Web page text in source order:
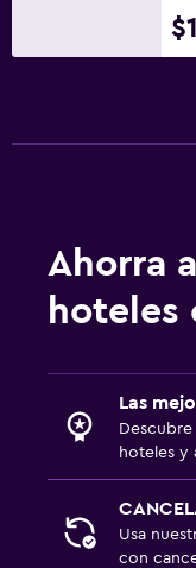
Ahorra
hoteles
Las
hoteles y
Usa
con